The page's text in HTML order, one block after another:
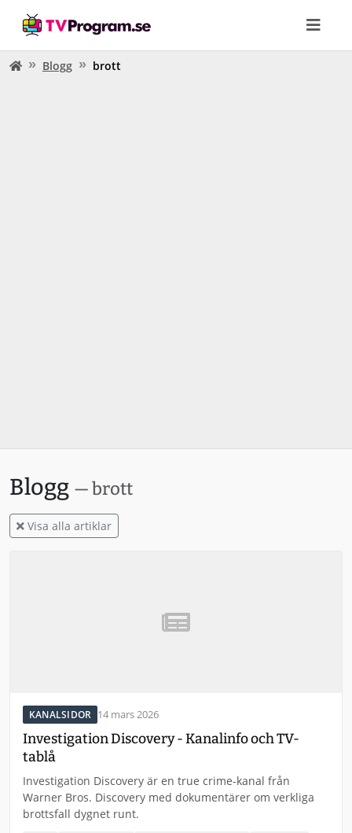
Blogg brott
Blogg — brott
Visa alla artiklar
KANALSIDOR 14 mars 2026
Investigation Discovery - Kanalinfo och TV-
tablå
Investigation Discovery är en true crime-kanal från
Warner Bros. Discovery med dokumentärer om verkliga
brottsfall dygnet runt.